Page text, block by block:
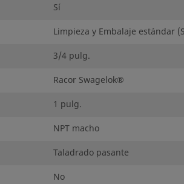
Sí
Limpieza y Embalaje estándar
3/4 pulg.
Racor Swagelok®
1 pulg.
NPT macho
Taladrado pasante
No